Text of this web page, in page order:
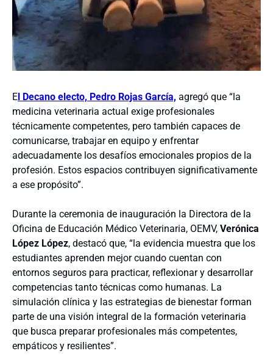
E l Decano electo, Pedro Rojas García, agregó que “la
medicina veterinaria actual exige profesionales
técnicamente competentes, pero también capaces de
comunicarse, trabajar en equipo y enfrentar
adecuadamente los desafíos emocionales propios de la
profesión. Estos espacios contribuyen significativamente
a ese propósito”.
Durante la ceremonia de inauguración la Directora de la
Oficina de Educación Médico Veterinaria, OEMV, Verónica
López López, destacó que, “la evidencia muestra que los
estudiantes aprenden mejor cuando cuentan con
entornos seguros para practicar, reflexionar y desarrollar
competencias tanto técnicas como humanas. La
simulación clínica y las estrategias de bienestar forman
parte de una visión integral de la formación veterinaria
que busca preparar profesionales más competentes,
empáticos y resilientes”.